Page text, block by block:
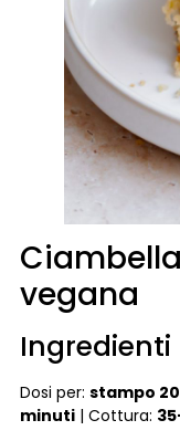
vegana
Ingredienti
Dosi per: stampo
minuti| Cottura: